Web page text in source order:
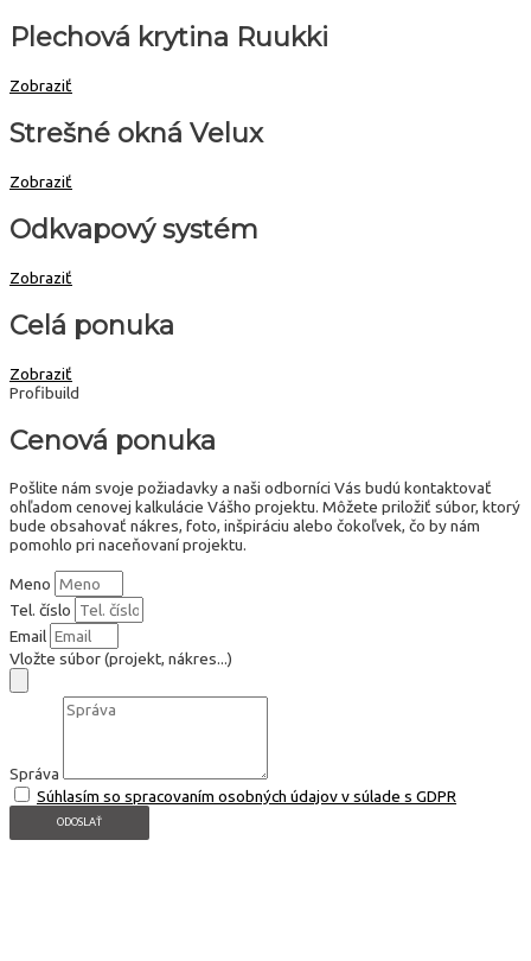
Plechová krytina Ruukki
Zobraziť
Strešné okná Velux
Zobraziť
Odkvapový systém
Zobraziť
Celá ponuka
Zobraziť
Profibuild
Cenová ponuka
Pošlite nám svoje požiadavky a naši odborníci Vás budú kontaktovať
ohľadom cenovej kalkulácie Vášho projektu. Môžete priložiť súbor, ktorý
bude obsahovať nákres, foto, inšpiráciu alebo čokoľvek, čo by nám
pomohlo pri naceňovaní projektu.
Meno
Tel. číslo
Email
Vložte súbor (projekt, nákres...)
Správa
Súhlasím so spracovaním osobných údajov v súlade s GDPR
ODOSLAŤ